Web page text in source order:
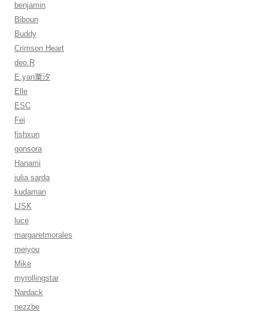
benjamin
Biboun
Buddy
Crimson Heart
deo.R
E.yan粟汐
Elle
ESC
Fei
fishxun
gonsora
Hanami
julia sarda
kudaman
LISK
luce
margaretmorales
meiyou
Mike
myrollingstar
Nardack
nezzbe